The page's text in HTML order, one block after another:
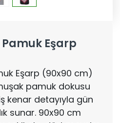
Eşarp
Eşarp (90x90 cm)
pamuk dokusu
kenar detayıyla gün
sunar. 90x90 cm